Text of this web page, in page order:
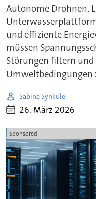
Autonome Drohnen,
und effiziente
müssen
Störungen filtern
Umweltbedingungen
Sabine Synkule
26. März 2026
Sponsored